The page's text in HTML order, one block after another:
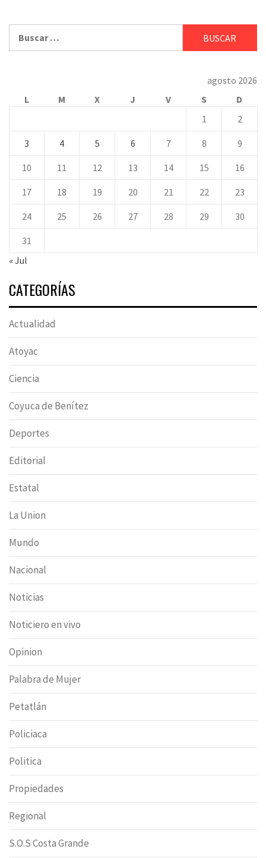
agosto 2026
L
M X J V S
D
1
2
3 4 5 6 7 8 9
10 11 12 13 14 15 16
17 18 19 20 21 22 23
24 25 26 27 28 29 30
31
« Jul
CATEGORÍAS
Actualidad
Atoyac
Ciencia
Coyuca de Benítez
Deportes
Editorial
Estatal
La Union
Mundo
Nacional
Noticias
Noticiero en vivo
Opinion
Palabra de Mujer
Petatlán
Policiaca
Politica
Propiedades
Regional
S.O.S Costa Grande